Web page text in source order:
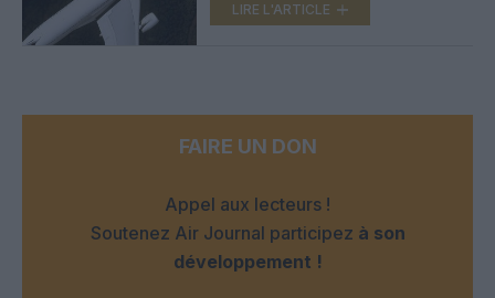
LIRE L'ARTICLE
FAIRE UN DON
Appel aux lecteurs !
Soutenez Air Journal participez à son
développement !